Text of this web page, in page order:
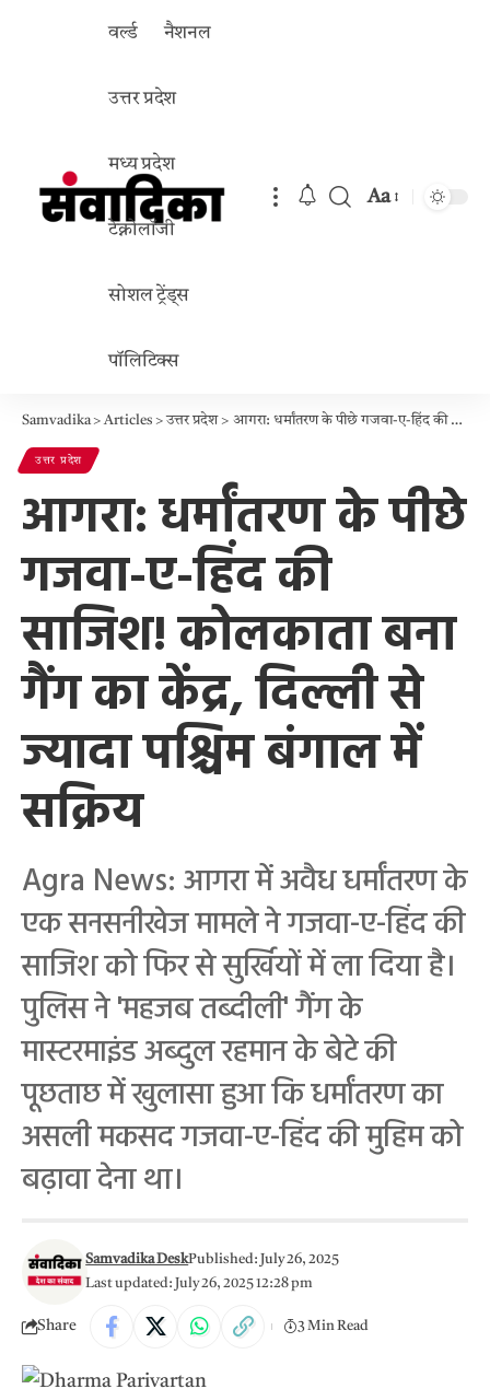
वर्ल्ड नैशनल
उत्तर प्रदेश
मध्य प्रदेश
टेक्नोलॉजी
सोशल ट्रेंड्स
पॉलिटिक्स
Aa
Samvadika>Articles >उत्तर प्रदेश> आगरा: धर्मांतरण के पीछे गजवा-ए-हिंद की साजिश! कोलकाता बना गैंग का केंद्र, दिल्ली से ज्यादा पश्चिम बंगाल में सक्रिय
उत्तर प्रदेश
आगरा: धर्मांतरण के पीछे
गजवा-ए-हिंद की
साजिश! कोलकाता बना
गैंग का केंद्र, दिल्ली से
ज्यादा पश्चिम बंगाल में
सक्रिय
Agra News: आगरा में अवैध धर्मांतरण के
एक सनसनीखेज मामले ने गजवा-ए-हिंद की
साजिश को फिर से सुर्खियों में ला दिया है।
पुलिस ने 'महजब तब्दीली' गैंग के
मास्टरमाइंड अब्दुल रहमान के बेटे की
पूछताछ में खुलासा हुआ कि धर्मांतरण का
असली मकसद गजवा-ए-हिंद की मुहिम को
बढ़ावा देना था।
Last updated: July 26, 2025 12:28 pm
Samvadika DeskPublished: July 26, 2025
Share 3 Min Read